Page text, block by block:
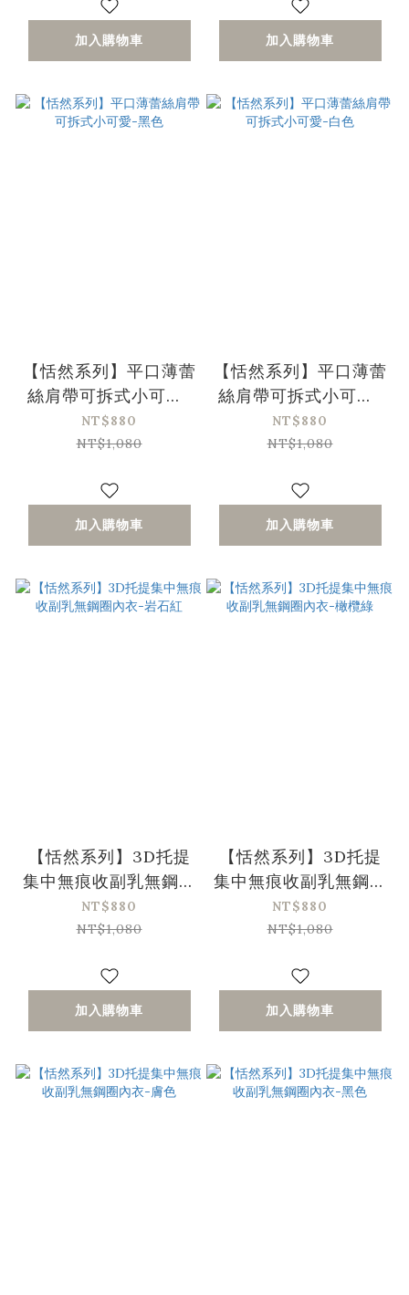
加入購物車 加入購物車
【恬然系列】平口薄蕾
絲肩帶可拆式小可愛-
黑色
NT$880
NT$1,080
加入購物車
【恬然系列】平口薄蕾
絲肩帶可拆式小可愛-
白色
NT$880
NT$1,080
加入購物車
【恬然系列】3D托提
集中無痕收副乳無鋼圈
內衣-岩石紅
NT$880
NT$1,080
加入購物車
【恬然系列】3D托提
集中無痕收副乳無鋼圈
內衣-橄欖綠
NT$880
NT$1,080
加入購物車